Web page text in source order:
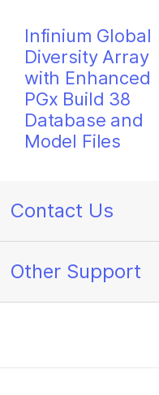
Infinium Global
Diversity Array
with Enhanced
PGx Build 38
Database and
Model Files
Contact Us
Other Support